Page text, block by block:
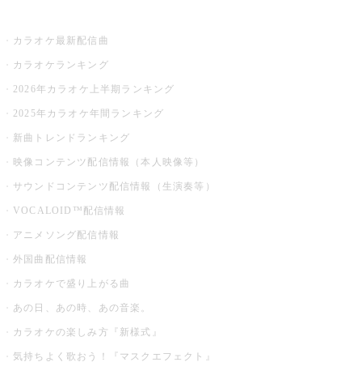
カラオケ最新配信曲
カラオケランキング
2026年カラオケ上半期ランキング
2025年カラオケ年間ランキング
新曲トレンドランキング
映像コンテンツ配信情報（本人映像等）
サウンドコンテンツ配信情報（生演奏等）
VOCALOID™配信情報
アニメソング配信情報
外国曲配信情報
カラオケで盛り上がる曲
あの日、あの時、あの音楽。
カラオケの楽しみ方『新様式』
気持ちよく歌おう！『マスクエフェクト』